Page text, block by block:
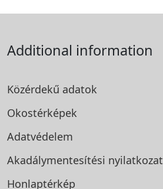
Additional information
Közérdekű adatok
Okostérképek
Adatvédelem
Akadálymentesítési nyilatkozat
Honlaptérkép